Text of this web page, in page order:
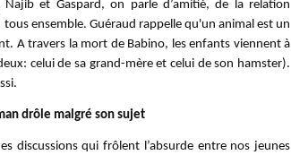
et Gaspard, on parle d’amitié, de la relation
ensemble. Guéraud rappelle qu'un animal est un
A travers la mort de Babino, les enfants viennent à
celui de sa grand-mère et celui de son hamster).
drôle malgré son sujet
discussions qui frôlent l’absurde entre nos jeunes